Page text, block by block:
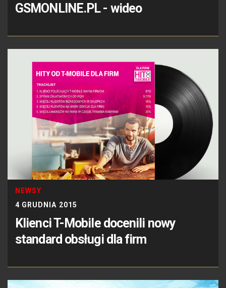
GSMONLINE.PL - wideo
NEWSY
4 GRUDNIA 2015
Klienci T-Mobile docenili nowy
standard obsługi dla firm